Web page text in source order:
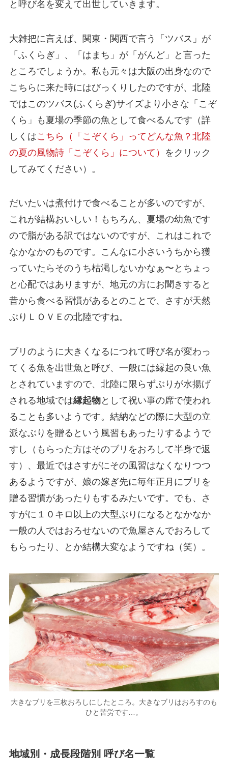
と呼び名を変えて出世していきます。
大雑把に言えば、関東・関西で言う「ツバス」が
「ふくらぎ」、「はまち」が「がんど」と言った
ところでしょうか。私も元々は大阪の出身なので
こちらに来た時にはびっくりしたのですが、北陸
ではこのツバス(ふくらぎ)サイズより小さな「こぞ
くら」も夏場の季節の魚として食べるんです（詳
しくはこちら（「こぞくら」ってどんな魚？北陸
の夏の風物詩「こぞくら」について）
をクリック
してみてください）。
だいたいは煮付けで食べることが多いのですが、
これが結構おいしい！もちろん、夏場の幼魚です
ので脂がある訳ではないのですが、これはこれで
なかなかのものです。こんなに小さいうちから獲
っていたらそのうち枯渇しないかなぁ〜とちょっ
と心配ではありますが、地元の方にお聞きすると
昔から食べる習慣があるとのことで、さすが天然
ぶりＬＯＶＥの北陸ですね。
ブリのように大きくなるにつれて呼び名が変わっ
てくる魚を出世魚と呼び、一般には縁起の良い魚
とされていますので、北陸に限らずぶりが水揚げ
される地域では縁起物として祝い事の席で使われ
ることも多いようです。結納などの際に大型の立
派なぶりを贈るという風習もあったりするようで
すし（もらった方はそのブリをおろして半身で返
す）、最近ではさすがにその風習はなくなりつつ
あるようですが、娘の嫁ぎ先に毎年正月にブリを
贈る習慣があったりもするみたいです。でも、さ
すがに１０キロ以上の大型ぶりになるとなかなか
一般の人ではおろせないので魚屋さんでおろして
もらったり、とか結構大変なようですね（笑）。
大きなブリを三枚おろしにしたところ。大きなブリはおろすのも
ひと苦労です…。
地域別・成長段階別 呼び名一覧